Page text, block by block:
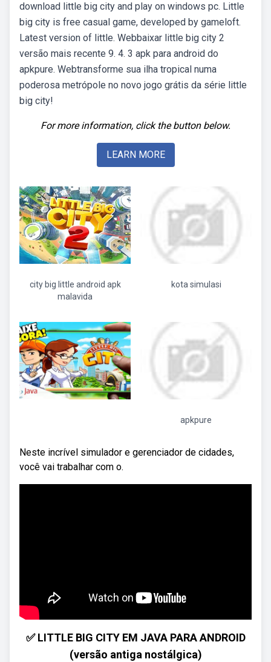
download little big city and play on windows pc. Little
big city is free casual game, developed by gameloft.
Latest version of little. Webbaixar little big city 2
versão mais recente 9. 4. 3 apk para android do
apkpure. Webtransforme sua ilha tropical numa
poderosa metrópole no novo jogo grátis da série little
big city!
For more information, click the button below.
LEARN MORE
city big little android apk
malavida
kota simulasi
apkpure
Neste incrível simulador e gerenciador de cidades,
você vai trabalhar com o.
✅ LITTLE BIG CITY EM JAVA PARA ANDROID
(versão antiga nostálgica)